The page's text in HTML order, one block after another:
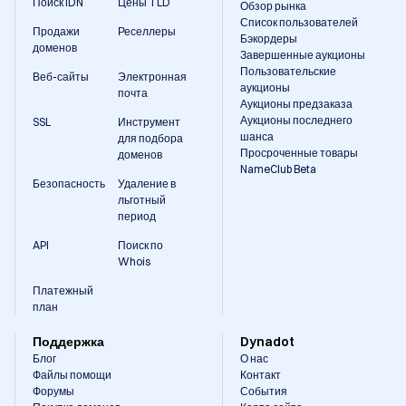
Массовые изменения доменов: вносите обновления
в несколько доменов сразу, чтобы сэкономить
время.
Фильтрация: используйте фильтры для быстрого
поиска и управления конкретными доменами в
вашем аккаунте.
Эти функции доступны через удобную панель
управления Dynadot, разработанную для
удовлетворения потребностей как небольших, так и
крупных портфелей доменов.
Продажи
доменов
Реселлеры
Веб-сайты
Электронная
почта
SSL
Инструмент
для подбора
доменов
Безопасность
Удаление в
льготный
период
API
Поиск по
Whois
Платежный
план
Обзор рынка
Список пользователей
Бэкордеры
Завершенные аукционы
Пользовательские
аукционы
Аукционы предзаказа
Аукционы последнего
шанса
Просроченные товары
NameClub Beta
Поддержка
Блог
Файлы помощи
Форумы
Dynadot
О нас
Контакт
События